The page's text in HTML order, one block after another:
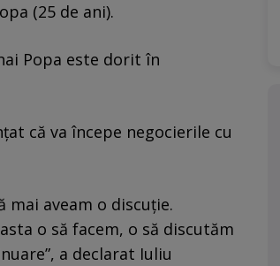
(25 de ani).
Popa este dorit în
că va începe negocierile cu
mai aveam o discuție.
o să facem, o să discutăm
a declarat Iuliu